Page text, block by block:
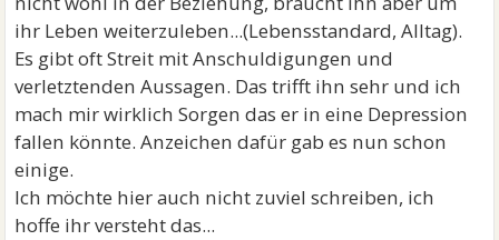
ihr Leben weiterzuleben...(Lebensstandard, Alltag).
Es gibt oft Streit mit Anschuldigungen und
verletztenden Aussagen. Das trifft ihn sehr und ich
mach mir wirklich Sorgen das er in eine Depression
fallen könnte. Anzeichen dafür gab es nun schon
einige.
Ich möchte hier auch nicht zuviel schreiben, ich
hoffe ihr versteht das...